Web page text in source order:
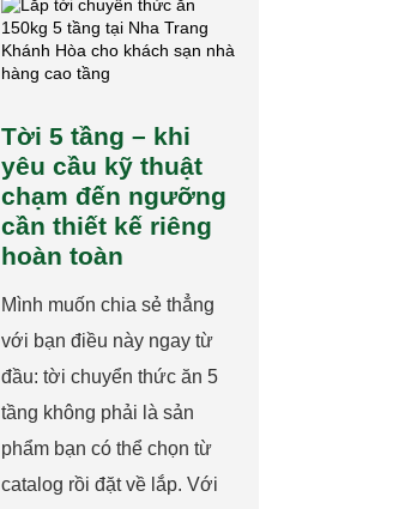
Tời 5 tầng – khi
yêu cầu kỹ thuật
chạm đến ngưỡng
cần thiết kế riêng
hoàn toàn
Mình muốn chia sẻ thẳng
với bạn điều này ngay từ
đầu: tời chuyển thức ăn 5
tầng không phải là sản
phẩm bạn có thể chọn từ
catalog rồi đặt về lắp. Với